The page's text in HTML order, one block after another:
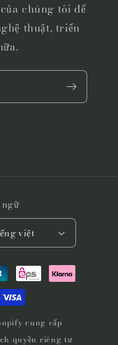
chúng tôi để
thuật, triển
ngữ
việt
cung cấp
quyền riêng tư